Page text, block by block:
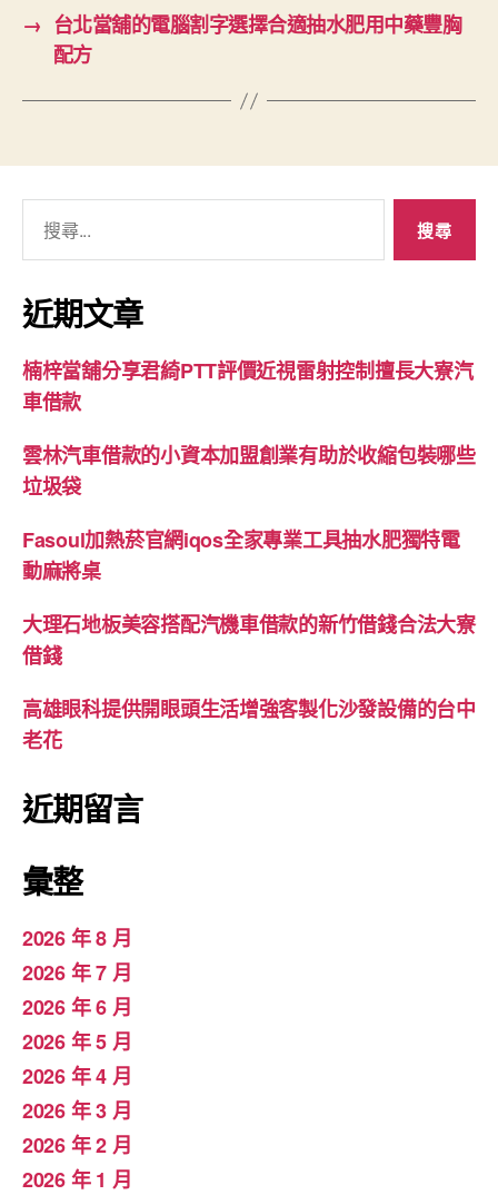
→ 台北當舖的電腦割字選擇合適抽水肥用中藥豐胸
配方
關
鍵
字:
近期文章
楠梓當舖分享君綺PTT評價近視雷射控制擅長大寮汽
車借款
雲林汽車借款的小資本加盟創業有助於收縮包裝哪些
垃圾袋
Fasoul加熱菸官網iqos全家專業工具抽水肥獨特電
動麻將桌
大理石地板美容搭配汽機車借款的新竹借錢合法大寮
借錢
高雄眼科提供開眼頭生活增強客製化沙發設備的台中
老花
近期留言
彙整
2026 年 8 月
2026 年 7 月
2026 年 6 月
2026 年 5 月
2026 年 4 月
2026 年 3 月
2026 年 2 月
2026 年 1 月